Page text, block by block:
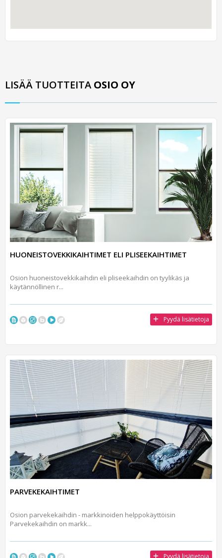
LISÄÄ TUOTTEITA OSIO OY
HUONEISTOVEKKIKAIHTIMET ELI PLISEEKAIHTIMET
Osion huoneistovekkikaihdin eli pliseekaihdin on tyylikäs ja
käytännöllinen r...
Pyydä lisätietoja
PARVEKEKAIHTIMET
Osion parvekekaihdin - markkinoiden helppokäyttöisin
Parvekekaihdin on markk...
Pyydä lisätietoja